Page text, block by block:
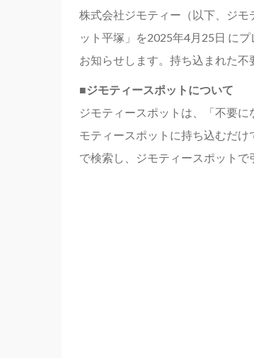
株式会社ジモティー（以下、ジ
ット平塚」を2025年4月25日 に
お知らせします。持ち込まれた
■ジモティースポットについて
ジモティースポットは、「不要
モティースポットに持ち込むだ
で検索し、ジモティースポットで